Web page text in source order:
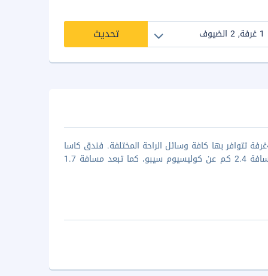
تحديث
فندق كاسا أميجو هو احد اماكن في مدينة سيبو فئة النجمتين، تضم المنشاة 46غرفة تتوافر بها كافة وسائل الراحة المختلفة. فندق كاسا
أميجو على مقربة من العديد من الاماكن الاثرية والسياحية حيث تبعد المنشأة مسافة 2.4 كم عن كوليسيوم سيبو، كما تبعد مسافة 1.7